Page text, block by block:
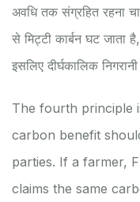
अवधि तक संग्रहित रहना
से मिट्टी कार्बन घट जाता
इसलिए दीर्घकालिक
The fourth principle
carbon benefit
parties. If a farmer,
claims the same